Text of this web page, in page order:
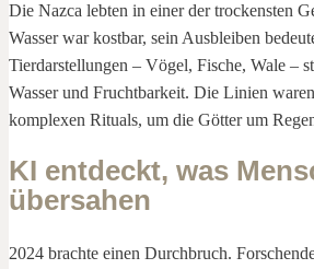
Die Nazca lebten in einer der trockensten
Wasser war kostbar, sein Ausbleiben
Tierdarstellungen – Vögel, Fische, Wale –
Wasser und Fruchtbarkeit. Die Linien
komplexen Rituals, um die Götter um
KI entdeckt, was
übersahen
2024 brachte einen Durchbruch.